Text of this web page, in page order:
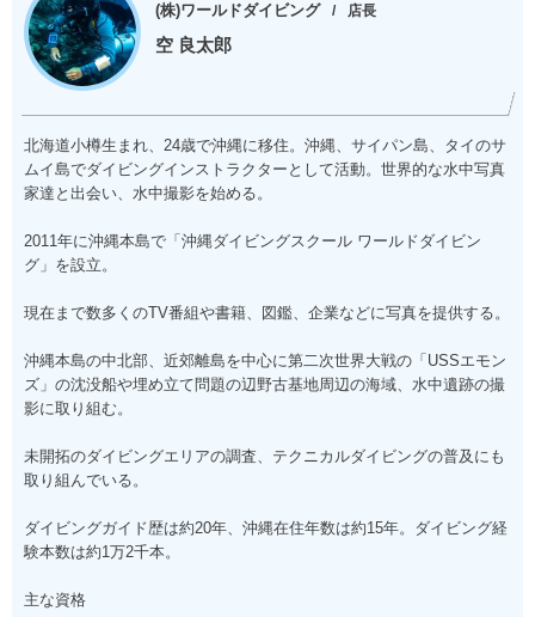
(株)ワールドダイビング 店長
空 良太郎
北海道小樽生まれ、24歳で沖縄に移住。沖縄、サイパン島、タイのサ
ムイ島でダイビングインストラクターとして活動。世界的な水中写真
家達と出会い、水中撮影を始める。
2011年に沖縄本島で「沖縄ダイビングスクール ワールドダイビン
グ」を設立。
現在まで数多くのTV番組や書籍、図鑑、企業などに写真を提供する。
沖縄本島の中北部、近郊離島を中心に第二次世界大戦の「USSエモン
ズ」の沈没船や埋め立て問題の辺野古基地周辺の海域、水中遺跡の撮
影に取り組む。
未開拓のダイビングエリアの調査、テクニカルダイビングの普及にも
取り組んでいる。
ダイビングガイド歴は約20年、沖縄在住年数は約15年。ダイビング経
験本数は約1万2千本。
主な資格